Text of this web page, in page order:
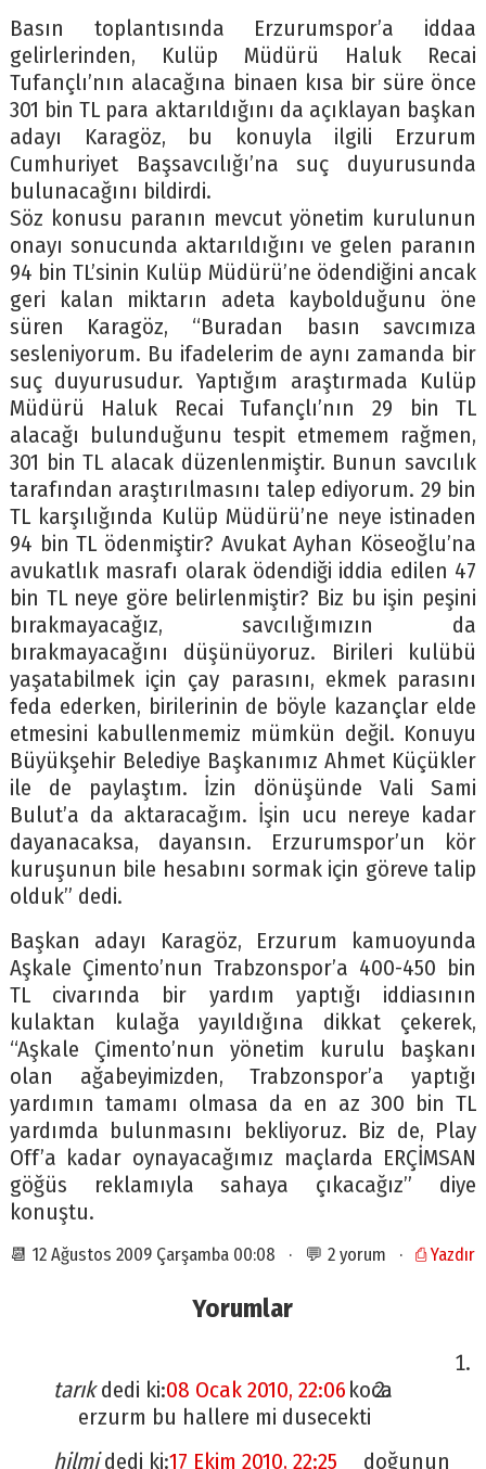
Basın toplantısında Erzurumspor’a iddaa
gelirlerinden, Kulüp Müdürü Haluk Recai
Tufançlı’nın alacağına binaen kısa bir süre önce
301 bin TL para aktarıldığını da açıklayan başkan
adayı Karagöz, bu konuyla ilgili Erzurum
Cumhuriyet Başsavcılığı’na suç duyurusunda
bulunacağını bildirdi.
Söz konusu paranın mevcut yönetim kurulunun
onayı sonucunda aktarıldığını ve gelen paranın
94 bin TL’sinin Kulüp Müdürü’ne ödendiğini ancak
geri kalan miktarın adeta kaybolduğunu öne
süren Karagöz, “Buradan basın savcımıza
sesleniyorum. Bu ifadelerim de aynı zamanda bir
suç duyurusudur. Yaptığım araştırmada Kulüp
Müdürü Haluk Recai Tufançlı’nın 29 bin TL
alacağı bulunduğunu tespit etmemem rağmen,
301 bin TL alacak düzenlenmiştir. Bunun savcılık
tarafından araştırılmasını talep ediyorum. 29 bin
TL karşılığında Kulüp Müdürü’ne neye istinaden
94 bin TL ödenmiştir? Avukat Ayhan Köseoğlu’na
avukatlık masrafı olarak ödendiği iddia edilen 47
bin TL neye göre belirlenmiştir? Biz bu işin peşini
bırakmayacağız, savcılığımızın da
bırakmayacağını düşünüyoruz. Birileri kulübü
yaşatabilmek için çay parasını, ekmek parasını
feda ederken, birilerinin de böyle kazançlar elde
etmesini kabullenmemiz mümkün değil. Konuyu
Büyükşehir Belediye Başkanımız Ahmet Küçükler
ile de paylaştım. İzin dönüşünde Vali Sami
Bulut’a da aktaracağım. İşin ucu nereye kadar
dayanacaksa, dayansın. Erzurumspor’un kör
kuruşunun bile hesabını sormak için göreve talip
olduk” dedi.
Başkan adayı Karagöz, Erzurum kamuoyunda
Aşkale Çimento’nun Trabzonspor’a 400-450 bin
TL civarında bir yardım yaptığı iddiasının
kulaktan kulağa yayıldığına dikkat çekerek,
“Aşkale Çimento’nun yönetim kurulu başkanı
olan ağabeyimizden, Trabzonspor’a yaptığı
yardımın tamamı olmasa da en az 300 bin TL
yardımda bulunmasını bekliyoruz. Biz de, Play
Off’a kadar oynayacağımız maçlarda ERÇİMSAN
göğüs reklamıyla sahaya çıkacağız” diye
konuştu.
📆 12 Ağustos 2009 Çarşamba 00:08 · 💬 2 yorum · ⎙ Yazdır
Yorumlar
tarık dedi ki:08 Ocak 2010, 22:06 koca
erzurm bu hallere mi dusecekti
hilmi dedi ki:17 Ekim 2010, 22:25 doğunun